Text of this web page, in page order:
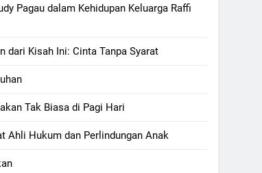
Pagau dalam Kehidupan Keluarga Raffi
dari Kisah Ini: Cinta Tanpa Syarat
Tak Biasa di Pagi Hari
Ahli Hukum dan Perlindungan Anak